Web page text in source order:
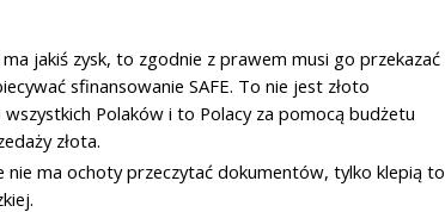
ma jakiś zysk, to zgodnie z prawem musi go
sfinansowanie SAFE. To nie jest złoto
Polaków i to Polacy za pomocą budżetu
złota.
nie ma ochoty przeczytać dokumentów, tylko klepią